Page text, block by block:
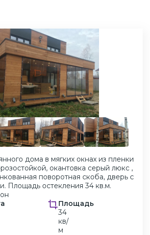
дома в мягких окнах из пленки
окантовка серый люкс ,
поворотная скоба, дверь с
Площадь остекления 34 кв.м.
Площадь
34
кв/
м